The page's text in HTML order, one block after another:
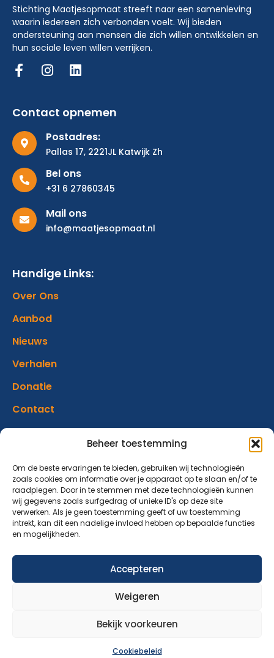
Beheer toestemming
Om de beste ervaringen te bieden, gebruiken wij technologieën
zoals cookies om informatie over je apparaat op te slaan en/of te
raadplegen. Door in te stemmen met deze technologieën kunnen
wij gegevens zoals surfgedrag of unieke ID's op deze site
verwerken. Als je geen toestemming geeft of uw toestemming
intrekt, kan dit een nadelige invloed hebben op bepaalde functies
en mogelijkheden.
Accepteren
Weigeren
Bekijk voorkeuren
Cookiebeleid
Stichting Maatjesopmaat streeft naar een samenleving
waarin iedereen zich verbonden voelt. Wij bieden
ondersteuning aan mensen die zich willen ontwikkelen en
hun sociale leven willen verrijken.
Contact opnemen
Postadres:
Pallas 17, 2221JL Katwijk Zh
Bel ons
+31 6 27860345
Mail ons
info@maatjesopmaat.nl
Handige Links:
Over Ons
Aanbod
Nieuws
Verhalen
Donatie
Contact
Abonneer op onze nieuwsbrief
Blijf op de hoogte van ons aanbod en nieuwsberichten.
Aanmelden nieuwsbrief
© 2026 Maatjesopmaat – ontwikkeld door: AtSea Design
Over Ons Aanbod Nieuws Verhalen
Donatie
Contact